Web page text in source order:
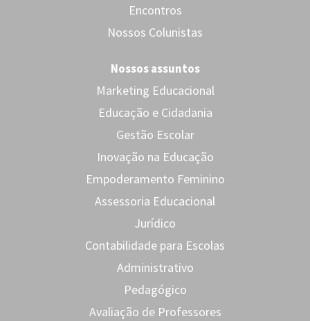
Encontros
Nossos Colunistas
Nossos assuntos
Marketing Educacional
Educação e Cidadania
Gestão Escolar
Inovação na Educação
Empoderamento Feminino
Assessoria Educacional
Jurídico
Contabilidade para Escolas
Administrativo
Pedagógico
Avaliação de Professores